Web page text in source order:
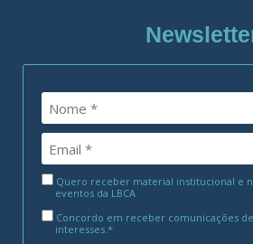
Quero receber material institucional e
eventos da LBCA
Concordo em receber comunicações
interesses.*